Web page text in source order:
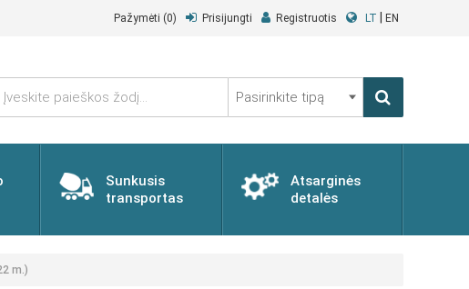
Pažymėti (0) Prisijungti Registruotis LT EN
Pasirinkite
tipą
Sunkusis
transportas
Atsarginės
detalės
m.)